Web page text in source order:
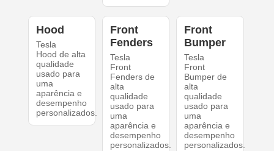
Hood
Tesla
Hood de alta
qualidade
usado para
uma
aparência e
desempenho
personalizados.
Front
Fenders
Tesla
Front
Fenders de
alta
qualidade
usado para
uma
aparência e
desempenho
personalizados.
Front
Bumper
Tesla
Front
Bumper de
alta
qualidade
usado para
uma
aparência e
desempenho
personalizados.